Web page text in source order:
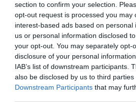
section to confirm your selection.
opt-out request is processed you may
interest-based ads based on personal
us or personal information disclosed
your opt-out. You may separately opt-
disclosure of your personal
IAB’s list of downstream participants.
also be disclosed by us to third parties
Downstream Participants that may
A youtuber arról is beszélt,
fővárosban egyes kocsmák
tizenegykor kinyitnak, így ő is